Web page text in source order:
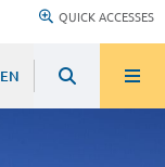
QUICK ACCESSES
EN